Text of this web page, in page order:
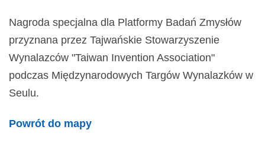
Nagroda specjalna dla Platformy Badań Zmysłów
przyznana przez Tajwańskie Stowarzyszenie
Wynalazców "Taiwan Invention Association"
podczas Międzynarodowych Targów Wynalazków w
Seulu.
Powrót do mapy